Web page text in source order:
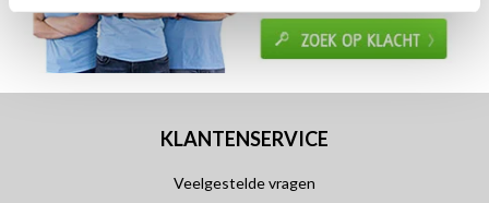
KLANTENSERVICE
Veelgestelde vragen